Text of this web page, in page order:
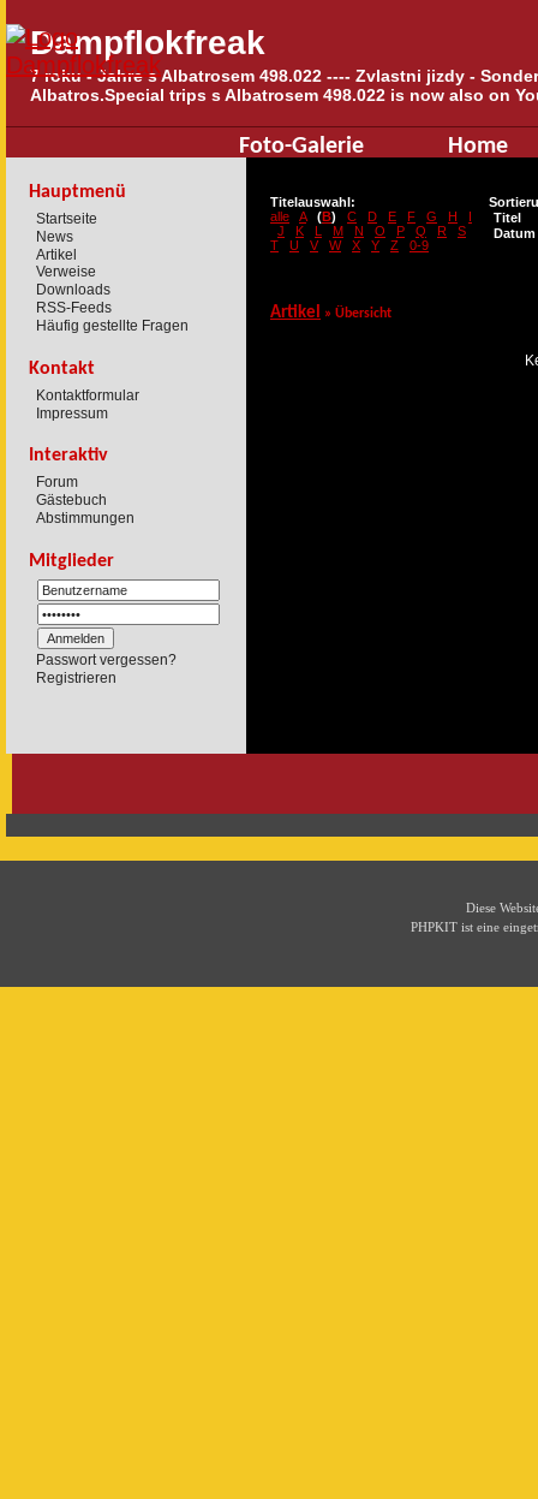
Dampflokfreak
7 roku - Jahre s Albatrosem 498.022 ---- Zvlastni jizdy -
Albatros.Special trips s Albatrosem 498.022 is now also on
Foto-Galerie Home
Hauptmenü
Startseite
News
Artikel
Verweise
Downloads
RSS-Feeds
Häufig gestellte Fragen
Kontakt
Kontaktformular
Impressum
Interaktiv
Forum
Gästebuch
Abstimmungen
Mitglieder
Passwort vergessen?
Registrieren
Titelauswahl:
alle
A (B) C D E F G H
I
J
K L M N O P Q R
S
T
U V W X Y Z 0-9
Titel
Datum
Artikel » Übersicht
Diese
PHPKIT ist eine